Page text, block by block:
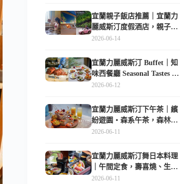
宜蘭親子飯店推薦｜宜蘭力
麗威斯汀度假酒店，親子
房、Buffet、泳池、兒童俱樂
2026-06-14
宜蘭力麗威斯汀 Buffet｜知
味西餐廳 Seasonal Tastes 晚
餐早餐吃什麼？
2026-06-12
宜蘭力麗威斯汀下午茶｜繽
紛遊園・森系午茶，森林系
甜點超好拍
2026-06-11
宜蘭力麗威斯汀舞日本料理
｜午間定食，壽喜燒、生魚
片與日式包廂空間
2026-06-11